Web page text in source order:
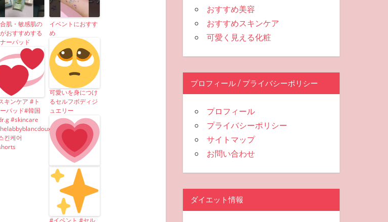
肌・敏感肌の
おすすめする
ナーパッド
キンケア #ト
パッド#韓国
#skincare
킨케어
イベントにおすす
め
可愛いを身につけ
るセルフボディジ
ュエリー
#イベント #セル
おすすめ美容
おすすめスキンケア
可愛く見える化粧
プロフィール / プライバシーポリシー
プロフィール
プライバシーポリシー
サイトマップ
お問い合わせ
ダイエット情報